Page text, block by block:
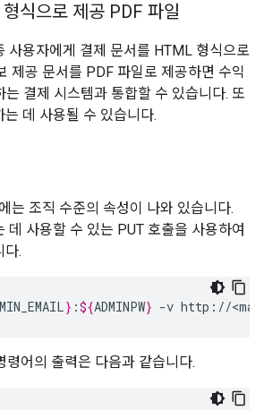
식으로 제공 PDF 파일
사용자에게 결제 문서를 HTML 형식으로
제공 문서를 PDF 파일로 제공하면 수익
결제 시스템과 통합할 수 있습니다. 또
데 사용될 수 있습니다.
는 조직 수준의 속성이 나와 있습니다.
데 사용할 수 있는 PUT 호출을 사용하여
다.
} :${ADMINPW} -v http://
령어의 출력은 다음과 같습니다.